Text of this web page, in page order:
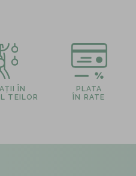
ÎN
TEILOR
PLATA
ÎN RATE